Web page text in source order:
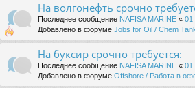
На волгонефть срочно
Последнее сообщение NAFISA MARINE « 01
Добавлено в форуме Jobs for Oil / Chem
На буксир срочно требуется:
Последнее сообщение NAFISA MARINE « 01
Добавлено в форуме Offshore / Работа в